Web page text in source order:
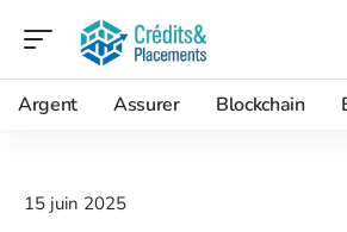
Argent Assurer Blockchain
15 juin 2025